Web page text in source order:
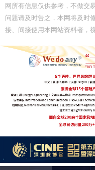
网所有信息仅供参考，不做交
问题请及时告之，本网将及时
接、间接使用本网站资料者，